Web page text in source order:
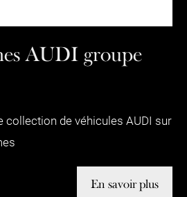
AUDI groupe
collection de véhicules AUDI sur
En savoir plus